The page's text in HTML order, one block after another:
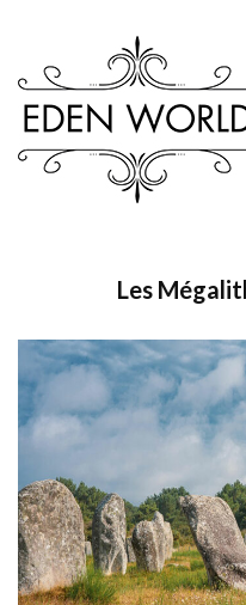
Les